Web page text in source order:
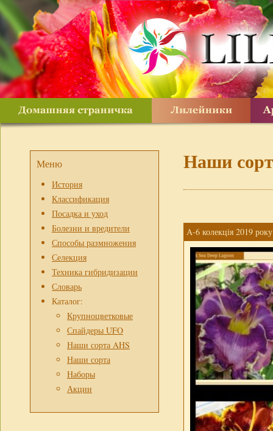
Меню
История
Классификация
Посадка и уход
Болезни и вредители
Способы размножения
Селекция
Техника гибридизации
Словарь
Каталог:
Крупноцветковые
Спайдеры UFO
Наши сорта AHS
Наши сорта
Наборы
Акции
Наши
A-6 колекція 2019 року